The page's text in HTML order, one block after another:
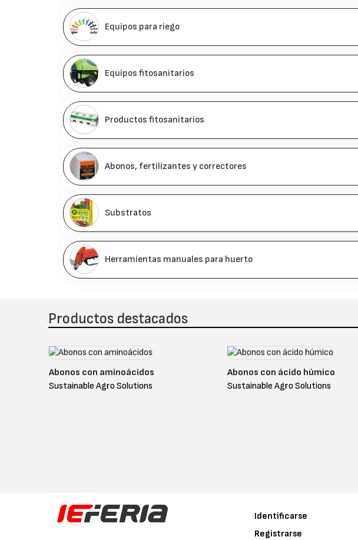
Equipos para riego
Equipos fitosanitarios
Productos fitosanitarios
Abonos, fertilizantes y correctores
Substratos
Herramientas manuales para huerto
Productos destacados
Abonos con aminoácidos
Sustainable Agro Solutions
Abonos con ácido húmico
Sustainable Agro Solutions
Identificarse
Registrarse